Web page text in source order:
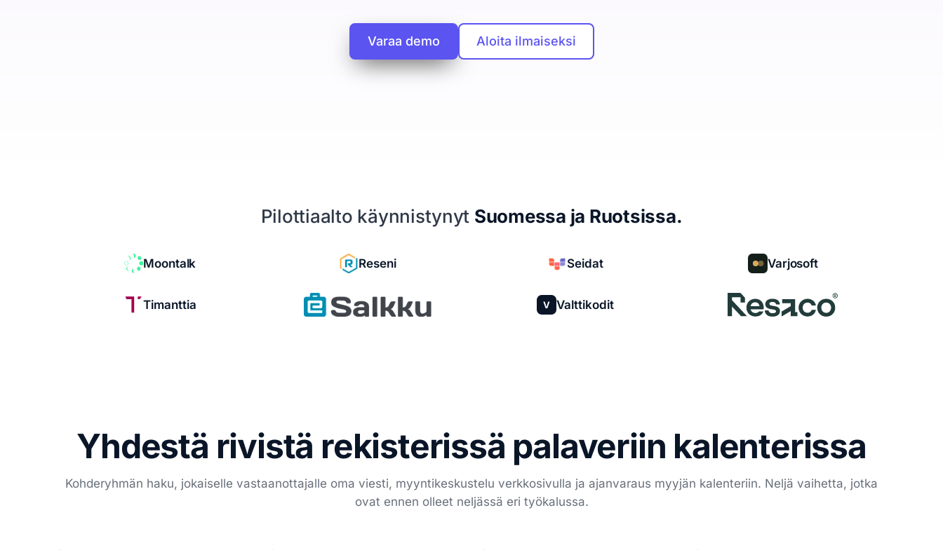
Varaa demo Aloita ilmaiseksi
Pilottiaalto käynnistynyt Suomessa ja Ruotsissa.
Moontalk Reseni Seidat Varjosoft
Timanttia V Valttikodit
Yhdestä rivistä rekisterissä palaveriin kalenterissa
Kohderyhmän haku, jokaiselle vastaanottajalle oma viesti, myyntikeskustelu verkkosivulla ja ajanvaraus myyjän kalenteriin. Neljä vaihetta, jotka
ovat ennen olleet neljässä eri työkalussa.